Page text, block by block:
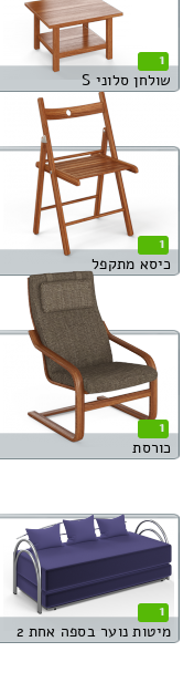
1
שולחן סלוני S
1
כיסא מתקפל
1
כורסת
1
מיטות נוער בספה אחת 2